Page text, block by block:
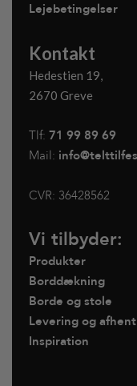
Lejebetingelser
Kontakt
Hedestien 19,
2670 Greve
Tlf: 71 99 89 69
Mail:
CVR: 36428562
Vi tilbyder:
Produkter
Borddækning
Borde og stole
Levering og
Inspiration